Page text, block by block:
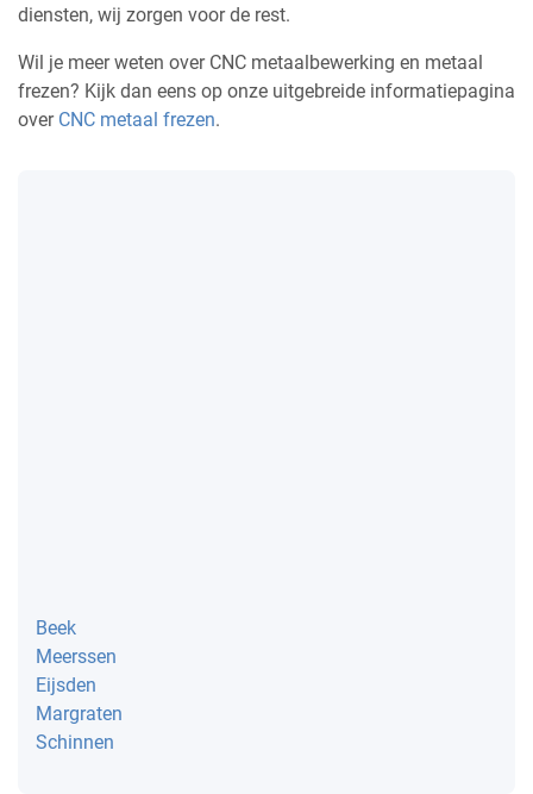
diensten, wij zorgen voor de rest.
Wil je meer weten over CNC metaalbewerking en metaal
frezen? Kijk dan eens op onze uitgebreide informatiepagina
over CNC metaal frezen.
Beek
Meerssen
Eijsden
Margraten
Schinnen